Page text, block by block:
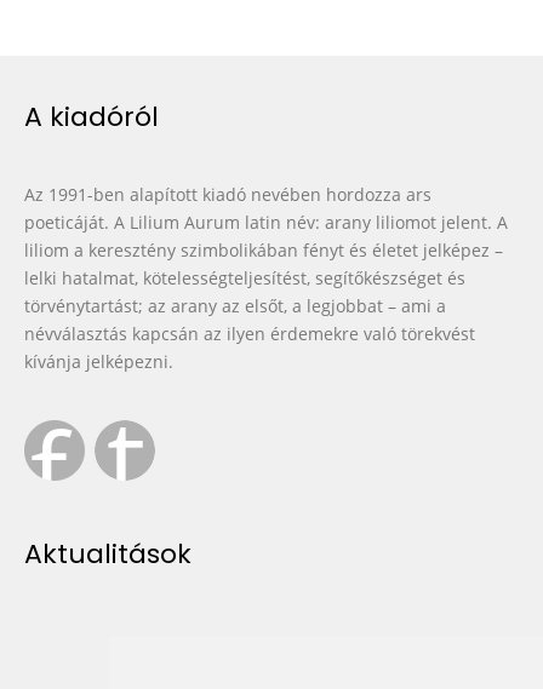
A kiadóról
Az 1991-ben alapított kiadó nevében hordozza ars
poeticáját. A Lilium Aurum latin név: arany liliomot jelent. A
liliom a keresztény szimbolikában fényt és életet jelképez –
lelki hatalmat, kötelességteljesítést, segítőkészséget és
törvénytartást; az arany az elsőt, a legjobbat – ami a
névválasztás kapcsán az ilyen érdemekre való törekvést
kívánja jelképezni.
Aktualitások